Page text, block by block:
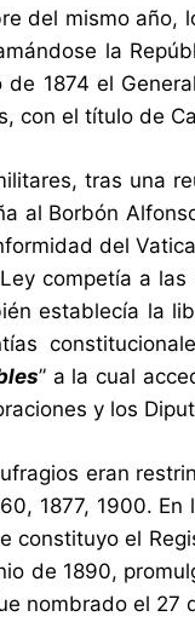
del mismo año,
la
de 1874 el
con el título de
tras una
al Borbón
del
competía a
establecía la
” a la cual
y los
eran
1877, 1900.
constituyo el
de 1890,
nombrado el 27